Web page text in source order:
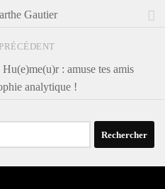
Gautier
: amuse tes amis
analytique !